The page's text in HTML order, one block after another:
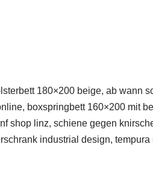
180×200 beige, ab wann
boxspringbett 160×200 mit
shop linz, schiene gegen
industrial design, tempura